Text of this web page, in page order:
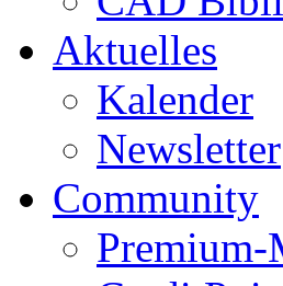
Aktuelles
Kalender
Newsletter
Community